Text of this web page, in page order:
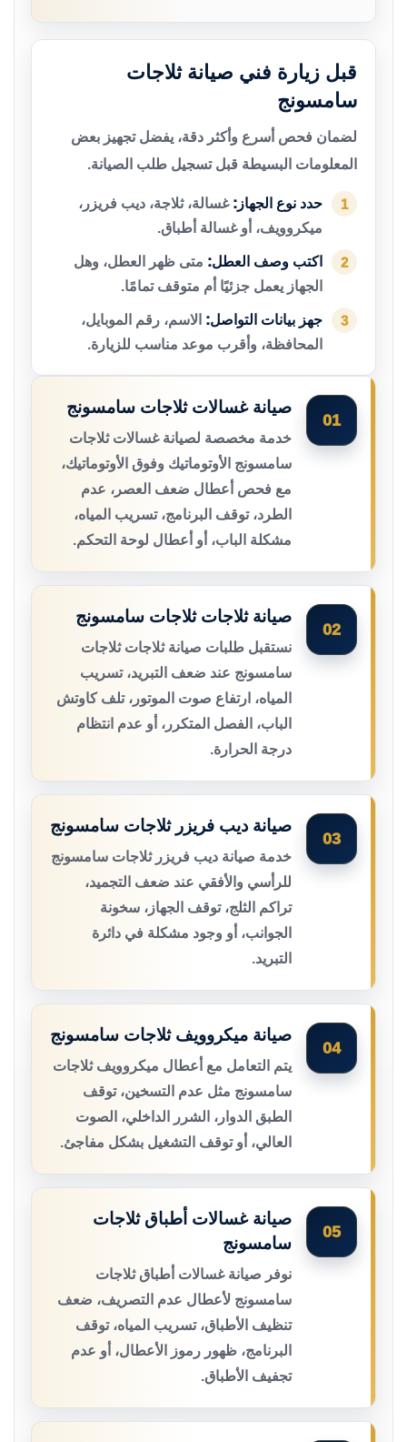
قبل زيارة فني صيانة ثلاجات
سامسونج
لضمان فحص أسرع وأكثر دقة، يفضل تجهيز بعض
المعلومات البسيطة قبل تسجيل طلب الصيانة.
1 حدد نوع الجهاز: غسالة، ثلاجة، ديب فريزر،
ميكروويف، أو غسالة أطباق.
2 اكتب وصف العطل: متى ظهر العطل، وهل
الجهاز يعمل جزئيًا أم متوقف تمامًا.
3 جهز بيانات التواصل: الاسم، رقم الموبايل،
المحافظة، وأقرب موعد مناسب للزيارة.
01
صيانة غسالات ثلاجات سامسونج
خدمة مخصصة لصيانة غسالات ثلاجات
سامسونج الأوتوماتيك وفوق الأوتوماتيك،
مع فحص أعطال ضعف العصر، عدم
الطرد، توقف البرنامج، تسريب المياه،
مشكلة الباب، أو أعطال لوحة التحكم.
02
صيانة ثلاجات ثلاجات سامسونج
نستقبل طلبات صيانة ثلاجات ثلاجات
سامسونج عند ضعف التبريد، تسريب
المياه، ارتفاع صوت الموتور، تلف كاوتش
الباب، الفصل المتكرر، أو عدم انتظام
درجة الحرارة.
03
صيانة ديب فريزر ثلاجات سامسونج
خدمة صيانة ديب فريزر ثلاجات سامسونج
للرأسي والأفقي عند ضعف التجميد،
تراكم الثلج، توقف الجهاز، سخونة
الجوانب، أو وجود مشكلة في دائرة
التبريد.
04
صيانة ميكروويف ثلاجات سامسونج
يتم التعامل مع أعطال ميكروويف ثلاجات
سامسونج مثل عدم التسخين، توقف
الطبق الدوار، الشرر الداخلي، الصوت
العالي، أو توقف التشغيل بشكل مفاجئ.
05
صيانة غسالات أطباق ثلاجات
سامسونج
نوفر صيانة غسالات أطباق ثلاجات
سامسونج لأعطال عدم التصريف، ضعف
تنظيف الأطباق، تسريب المياه، توقف
البرنامج، ظهور رموز الأعطال، أو عدم
تجفيف الأطباق.